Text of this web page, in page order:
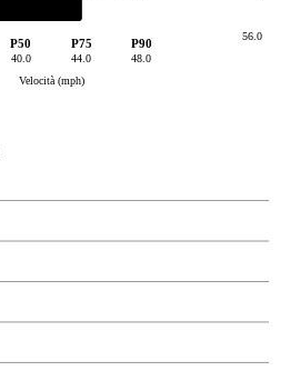
56.0
P50
40.0
P75
44.0
P90
48.0
Velocità (mph)